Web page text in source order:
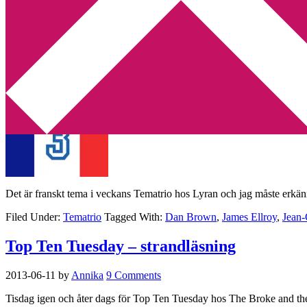
Min tv-blogg
You are here:Home Archives for Kathy Reichs
Tematrio – Frankrike
2013-07-17 Annika
Det är franskt tema i veckans Tematrio hos Lyran och jag måste
Filed Under: Tematrio Tagged With: Dan Brown, James Ellroy,
Top Ten Tuesday – strandläsning
2013-06-11 by Annika 9 Comments
Tisdag igen och åter dags för Top Ten Tuesday hos The Broke and